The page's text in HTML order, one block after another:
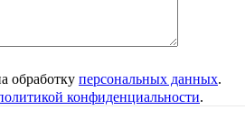
обработку персональных данных.
конфиденциальности.